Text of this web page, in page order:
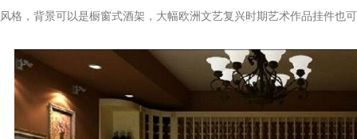
，背景可以是橱窗式酒架，大幅欧洲文艺复兴时期艺术作品挂件也